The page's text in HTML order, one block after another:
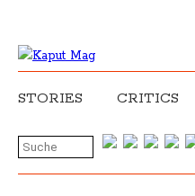
STORIES CRITICS